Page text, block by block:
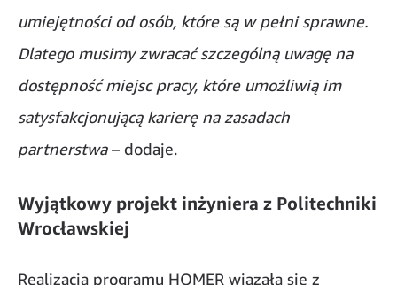
umiejętności od osób, które są w pełni sprawne.
Dlatego musimy zwracać szczególną uwagę na
dostępność miejsc pracy, które umożliwią im
satysfakcjonującą karierę na zasadach
partnerstwa– dodaje.
Wyjątkowy projekt inżyniera z Politechniki
Wrocławskiej
Realizacja programu HOMER wiązała się z